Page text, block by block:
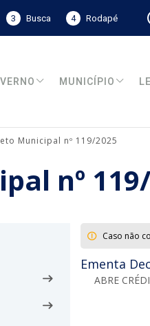
3 Busca 4 Rodapé
MUNICÍPIO
Municipal nº 119/2025
nº
Caso não
Ementa
ABRE